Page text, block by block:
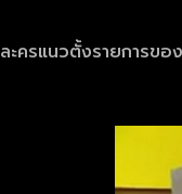
ละครแนวตั้งรายการขอ